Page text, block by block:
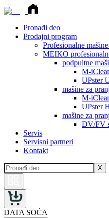
Pronađi deo
Prodajni program
Profesionalne
MEIKO
podpultne
M-
UPster
mašine za
M-
UPster
mašine za
DV/FV
Servis
Servisni partneri
Kontakt
X
DATA SOĆA